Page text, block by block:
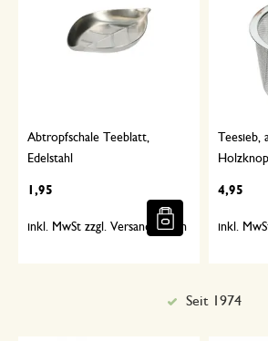
Abtropfschale Teeblatt,
Edelstahl
1,95
inkl. MwSt zzgl. Versandkosten
4,95
inkl.
Seit 1974